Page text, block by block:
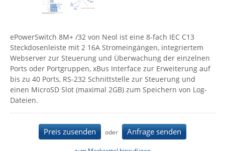
High Sec Labs
HW group
Icron
IEC Lock
Kramer Electronics
ePowerSwitch 8M+ /32 von Neol ist eine 8-fach IEC C13
Steckdosenleiste mit 2 16A Stromeingängen, integriertem
Webserver zur Steuerung und Überwachung der einzelnen
Ports oder Portgruppen, xBus Interface zur Erweiterung auf
bis zu 40 Ports, RS-232 Schnittstelle zur Steuerung und
einen MicroSD Slot (maximal 2GB) zum Speichern von Log-
Dateien.
Preis zusenden oder Anfrage senden